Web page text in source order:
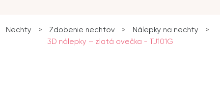
Nechty > Zdobenie nechtov > Nálepky na nechty
>
3D nálepky – zlatá ovečka - TJ101G